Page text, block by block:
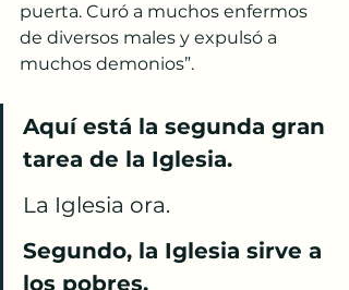
puerta. Curó a muchos enfermos
de diversos males y expulsó a
muchos demonios”.
Aquí está la segunda gran
tarea de la Iglesia.
La Iglesia ora.
Segundo, la Iglesia sirve a
los pobres.